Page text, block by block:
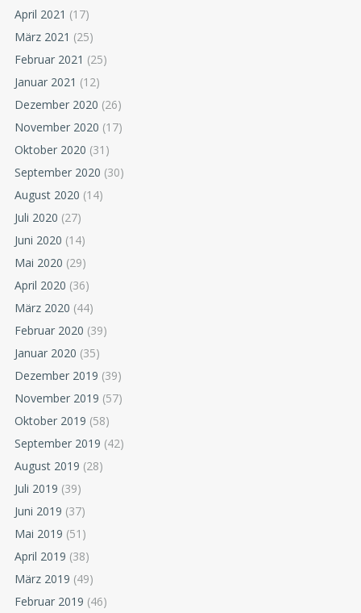
April 2021 (17)
März 2021 (25)
Februar 2021 (25)
Januar 2021 (12)
Dezember 2020 (26)
November 2020 (17)
Oktober 2020 (31)
September 2020 (30)
August 2020 (14)
Juli 2020 (27)
Juni 2020 (14)
Mai 2020 (29)
April 2020 (36)
März 2020 (44)
Februar 2020 (39)
Januar 2020 (35)
Dezember 2019 (39)
November 2019 (57)
Oktober 2019 (58)
September 2019 (42)
August 2019 (28)
Juli 2019 (39)
Juni 2019 (37)
Mai 2019 (51)
April 2019 (38)
März 2019 (49)
Februar 2019 (46)